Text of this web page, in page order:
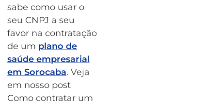
sabe como usar o
seu CNPJ a seu
favor na contratação
de um plano de
saúde empresarial
em Sorocaba. Veja
em nosso post
Como contratar um